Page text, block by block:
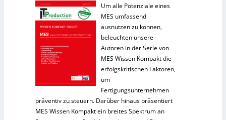
Um alle Potenziale eines
MES umfassend
ausnutzen zu können,
beleuchten unsere
Autoren in der Serie von
MES Wissen Kompakt die
erfolgskritischen Faktoren,
um
Fertigungsunternehmen
präventiv zu steuern. Darüber hinaus präsentiert
MES Wissen Kompakt ein breites Spektrum an